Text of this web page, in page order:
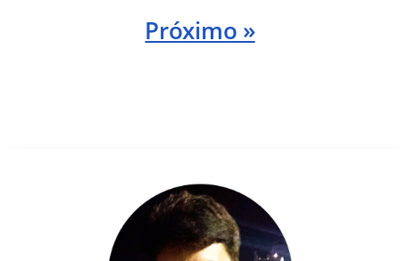
Próximo »